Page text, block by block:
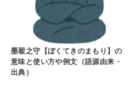
墨翟之守【ぼくてきのまもり】の
意味と使い方や例文（語源由来・
出典）